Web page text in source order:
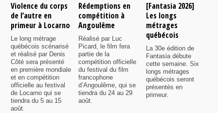
Violence du corps
de l’autre en
primeur à Locarno
Le long métrage
québécois scénarisé
et réalisé par Denis
Côté sera présenté
en première mondiale
et en compétition
officielle au festival
de Locarno qui se
tiendra du 5 au 15
août.
Rédemptions en
compétition à
Angoulême
Réalisé par Luc
Picard, le film fera
partie de la
compétition officielle
du festival du film
francophone
d’Angoulême, qui se
tiendra du 24 au 29
août.
[Fantasia 2026]
Les longs
métrages
québécois
La 30e édition de
Fantasia débute
cette semaine. Six
longs métrages
québécois seront
présentés en
primeur.